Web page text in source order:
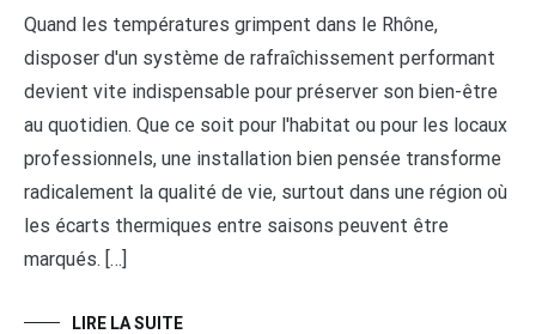
Quand les températures grimpent dans le Rhône,
disposer d'un système de rafraîchissement performant
devient vite indispensable pour préserver son bien-être
au quotidien. Que ce soit pour l'habitat ou pour les locaux
professionnels, une installation bien pensée transforme
radicalement la qualité de vie, surtout dans une région où
les écarts thermiques entre saisons peuvent être
marqués. […]
LIRE LA SUITE